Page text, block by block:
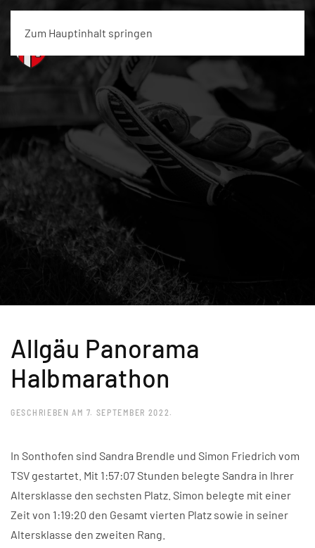
Zum Hauptinhalt springen
Allgäu Panorama
Halbmarathon
GESCHRIEBEN AM 7. SEPTEMBER 2022 .
In Sonthofen sind Sandra Brendle und Simon Friedrich vom
TSV gestartet. Mit 1:57:07 Stunden belegte Sandra in Ihrer
Altersklasse den sechsten Platz. Simon belegte mit einer
Zeit von 1:19:20 den Gesamt vierten Platz sowie in seiner
Altersklasse den zweiten Rang.